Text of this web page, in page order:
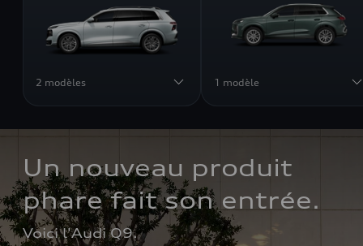
2 modèles 1 modèle
Un nouveau produit
phare fait son entrée.
Voici l'Audi Q9.